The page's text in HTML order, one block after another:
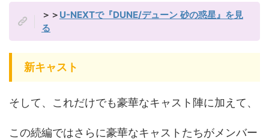
＞＞ U-NEXTで『DUNE/デューン 砂の惑星』を見
る
新キャスト
そして、これだけでも豪華なキャスト陣に加えて、
この続編ではさらに豪華なキャストたちがメンバー